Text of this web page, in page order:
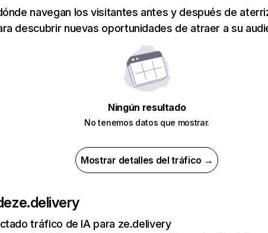
navegan los visitantes antes y después de
descubrir nuevas oportunidades de atraer a su
Ningún resultado
No tenemos datos que mostrar.
Mostrar detalles del tráfico →
ze.delivery
tráfico de IA para ze.delivery